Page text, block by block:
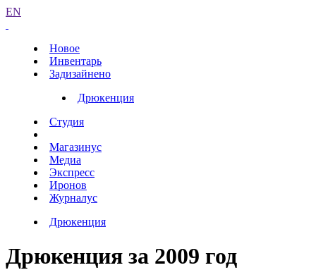
EN
Новое
Инвентарь
Задизайнено
Дрюкенция
Студия
Магазинус
Медиа
Экспресс
Иронов
Журналус
Дрюкенция
Дрюкенция за 2009 год